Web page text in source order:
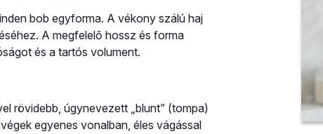
bob egyforma. A vékony szálú haj
A megfelelő hossz és forma
és a tartós volument.
rövidebb, úgynevezett „blunt” (tompa)
egyenes vonalban, éles vágással